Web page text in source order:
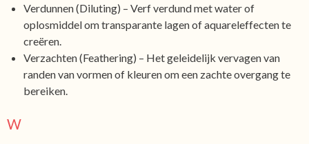
Verdunnen (Diluting) – Verf verdund met water of
oplosmiddel om transparante lagen of aquareleffecten te
creëren.
Verzachten (Feathering) – Het geleidelijk vervagen van
randen van vormen of kleuren om een zachte overgang te
bereiken.
W